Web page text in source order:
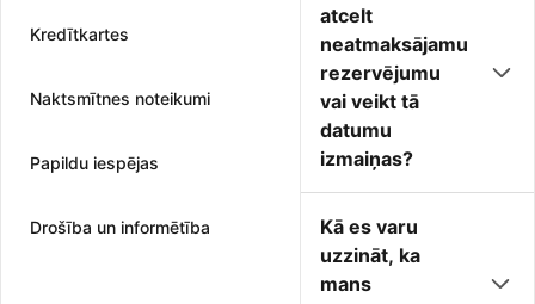
Kredītkartes
Naktsmītnes noteikumi
Papildu iespējas
Drošība un informētība
atcelt
neatmaksājamu
rezervējumu
vai veikt tā
datumu
izmaiņas?
Kā es varu
uzzināt, ka
mans